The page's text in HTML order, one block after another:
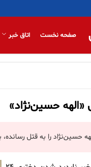
صفحه نخست اتاق خبر
حسین‌نژاد»
حسین‌نژاد را به قتل